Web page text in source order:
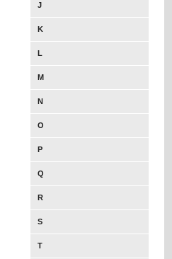
J
K
L
M
N
O
P
Q
R
S
T